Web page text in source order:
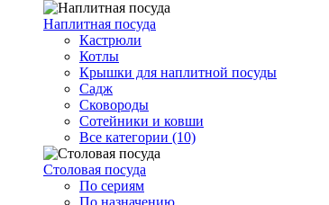
Наплитная посуда
Кастрюли
Котлы
Крышки для наплитной посуды
Садж
Сковороды
Сотейники и ковши
Все категории (10)
Столовая посуда
По сериям
По назначению